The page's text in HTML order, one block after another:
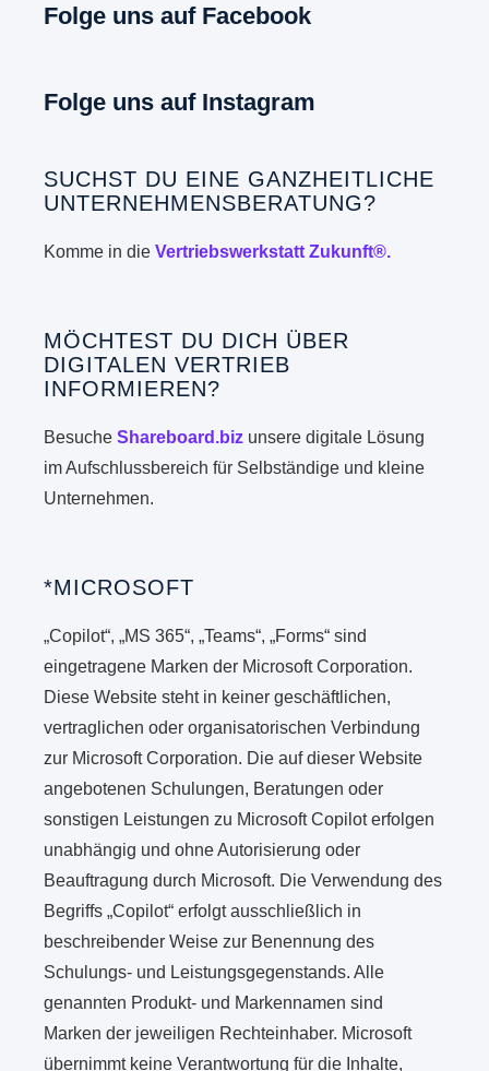
Folge uns auf Facebook
Folge uns auf Instagram
SUCHST DU EINE GANZHEITLICHE
UNTERNEHMENSBERATUNG?
Komme in dieVertriebswerkstatt Zukunft®.
MÖCHTEST DU DICH ÜBER
DIGITALEN VERTRIEB
INFORMIEREN?
BesucheShareboard.biz unsere digitale Lösung
im Aufschlussbereich für Selbständige und kleine
Unternehmen.
*MICROSOFT
„Copilot“, „MS 365“, „Teams“, „Forms“ sind
eingetragene Marken der Microsoft Corporation.
Diese Website steht in keiner geschäftlichen,
vertraglichen oder organisatorischen Verbindung
zur Microsoft Corporation. Die auf dieser Website
angebotenen Schulungen, Beratungen oder
sonstigen Leistungen zu Microsoft Copilot erfolgen
unabhängig und ohne Autorisierung oder
Beauftragung durch Microsoft. Die Verwendung des
Begriffs „Copilot“ erfolgt ausschließlich in
beschreibender Weise zur Benennung des
Schulungs- und Leistungsgegenstands. Alle
genannten Produkt- und Markennamen sind
Marken der jeweiligen Rechteinhaber. Microsoft
übernimmt keine Verantwortung für die Inhalte,